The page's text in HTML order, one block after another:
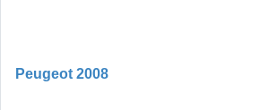
Peugeot 2008